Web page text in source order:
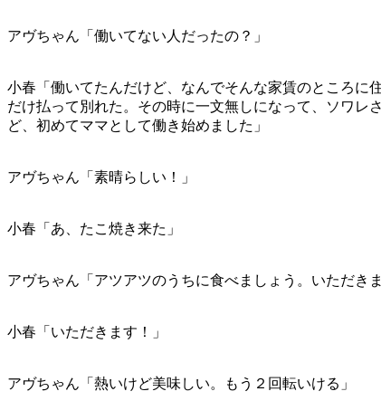
アヴちゃん「働いてない人だったの？」
小春「働いてたんだけど、なんでそんな家賃のところに
だけ払って別れた。その時に一文無しになって、ソワレ
ど、初めてママとして働き始めました」
アヴちゃん「素晴らしい！」
小春「あ、たこ焼き来た」
アヴちゃん「アツアツのうちに食べましょう。いただきま
小春「いただきます！」
アヴちゃん「熱いけど美味しい。もう２回転いける」